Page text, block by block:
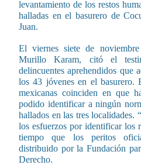
levantamiento de los restos
halladas en el basurero de
Juan.
El viernes siete de
Murillo Karam, citó el
delincuentes aprehendidos que
los 43 jóvenes en el
mexicanas coinciden en que
podido identificar a ningún
hallados en las tres localidades.
los esfuerzos por identificar los
tiempo que los peritos
distribuido por la Fundación
Derecho.